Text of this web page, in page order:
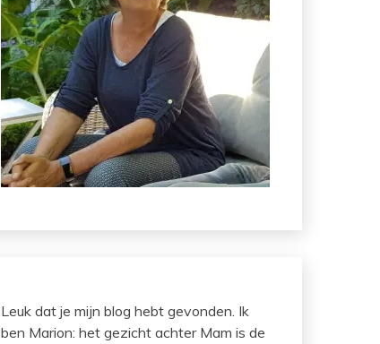
Leuk dat je mijn blog hebt gevonden. Ik
ben Marion: het gezicht achter Mam is de